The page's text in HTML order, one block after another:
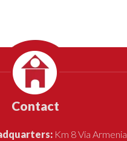
Contact
Km 8 Vía Armenia